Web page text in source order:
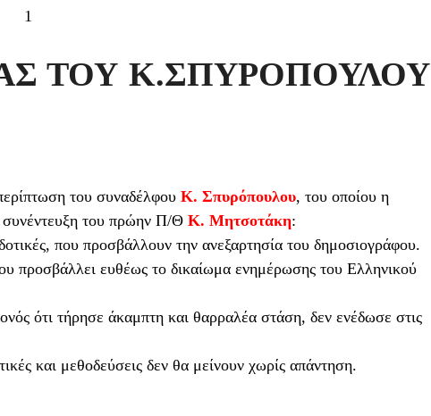
1
ΤΟΥ Κ.ΣΠΥΡΟΠΟΥΛΟΥ
του συναδέλφου Κ. Σπυρόπουλου, του οποίου η
συνέντευξη του πρώην Π/Θ Κ. Μητσοτάκη:
που προσβάλλουν την ανεξαρτησία του δημοσιογράφου.
προσβάλλει ευθέως το δικαίωμα ενημέρωσης του Ελληνικού
ότι τήρησε άκαμπτη και θαρραλέα στάση, δεν ενέδωσε στις
και μεθοδεύσεις δεν θα μείνουν χωρίς απάντηση.